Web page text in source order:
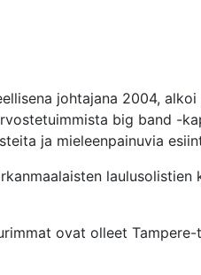
johtajana 2004,
big band -
ja mieleenpainuvia
ovat olleet